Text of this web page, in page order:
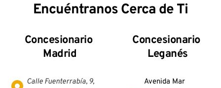
Encuéntranos Cerca de Ti
Concesionario
Madrid
Calle Fuenterrabía, 9,
Concesionario
Leganés
Avenida Mar